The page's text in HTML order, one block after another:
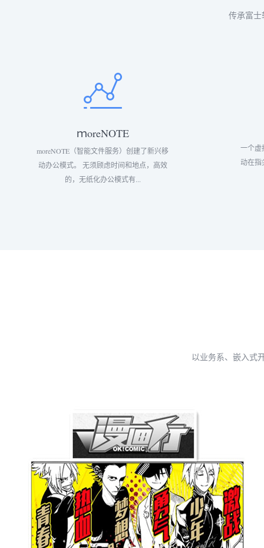
传承富
ｍoreNOTE
moreNOTE（智能文件服务）创建了新兴移
动办公模式。 无须顾虑时间和地点，高效
的，无纸化办公模式有...
一个虚
动在指
以业务系、嵌入式